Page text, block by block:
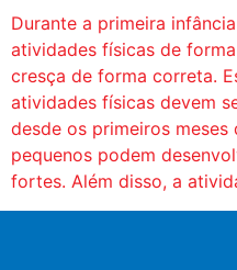
Durante a primeira
atividades físicas de
cresça de forma correta.
atividades físicas devem
desde os primeiros meses
pequenos podem
fortes. Além disso, a